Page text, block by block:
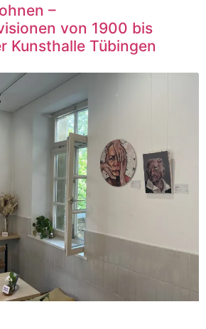
–
von 1900 bis
Kunsthalle Tübingen